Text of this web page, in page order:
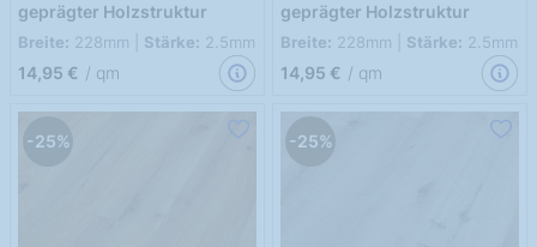
geprägter Holzstruktur
Breite: 228mm | Stärke: 2.5mm
14,95 € / qm
geprägter Holzstruktur
Breite: 228mm | Stärke: 2.5mm
14,95 € / qm
-25% -25%